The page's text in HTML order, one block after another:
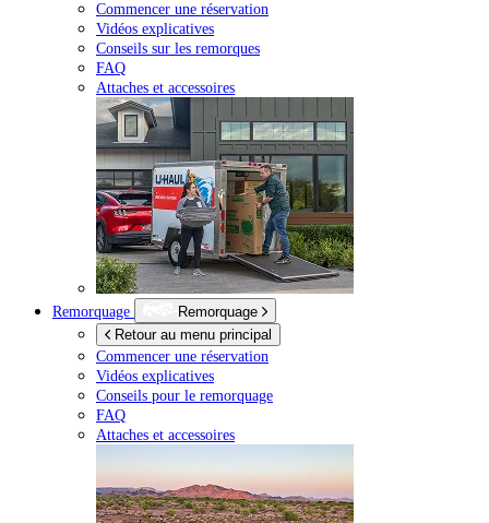
Commencer une réservation
Vidéos explicatives
Conseils sur les remorques
FAQ
Attaches et accessoires
Remorquage
Remorquage
Retour au menu principal
Commencer une réservation
Vidéos explicatives
Conseils pour le remorquage
FAQ
Attaches et accessoires